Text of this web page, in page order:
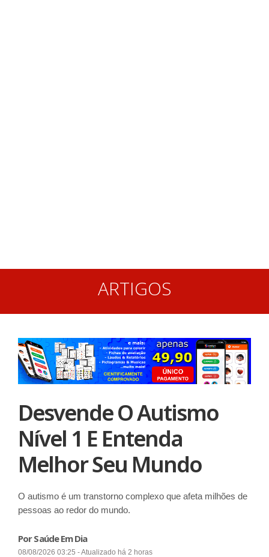
ARTIGOS
Desvende O Autismo
Nível 1 E Entenda
Melhor Seu Mundo
O autismo é um transtorno complexo que afeta milhões de
pessoas ao redor do mundo.
Por Saúde Em Dia
08/08/2026 03:25 - Atualizado há 2 horas